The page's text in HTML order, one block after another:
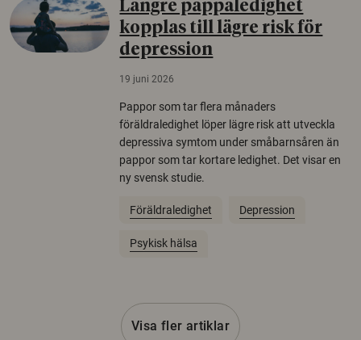
Längre pappaledighet
kopplas till lägre risk för
depression
19 juni 2026
Pappor som tar flera månaders
föräldraledighet löper lägre risk att utveckla
depressiva symtom under småbarnsåren än
pappor som tar kortare ledighet. Det visar en
ny svensk studie.
Föräldraledighet Depression
Psykisk hälsa
Visa fler artiklar